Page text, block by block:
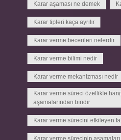
Karar aşaması ne demek
Karar tipleri kaça ayrılır
Karar verme becerileri nelerdir
Karar verme bilimi nedir
Karar verme mekanizması nedir
Karar verme süreci özellikle
aşamalarından biridir
Karar verme sürecini etkileyen
Karar verme sürecinin